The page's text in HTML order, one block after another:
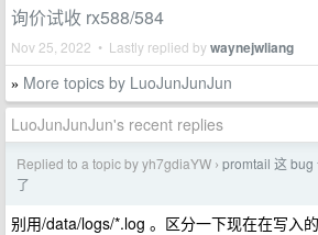
询价试收 rx588/584
Nov 25, 2022 • Lastly replied bywaynejwliang
» More topics by LuoJunJunJun
LuoJunJunJun's recent replies
Replied to a topic by yh7gdiaYW › promtail 这 bug
了
别用/data/logs/*.log 。区分一下现在在写入